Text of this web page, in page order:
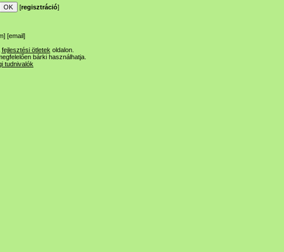
[regisztráció]
] [email]
fejlesztési ötletek oldalon.
bárki használhatja.
tudnivalók